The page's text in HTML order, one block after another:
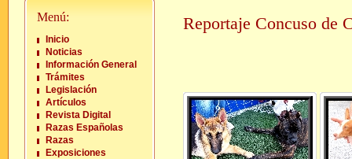
Menú:
Inicio
Noticias
Información General
Trámites
Legislación
Artículos
Revista Digital
Razas Españolas
Razas
Exposiciones
Reportaje Concuso de